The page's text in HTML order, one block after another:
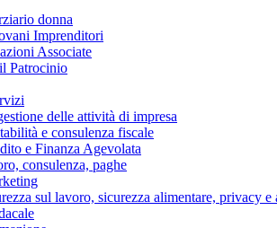
donna
Imprenditori
Associate
Patrocinio
delle attività di impresa
e consulenza fiscale
e Finanza Agevolata
consulenza, paghe
sul lavoro, sicurezza alimentare, privacy e